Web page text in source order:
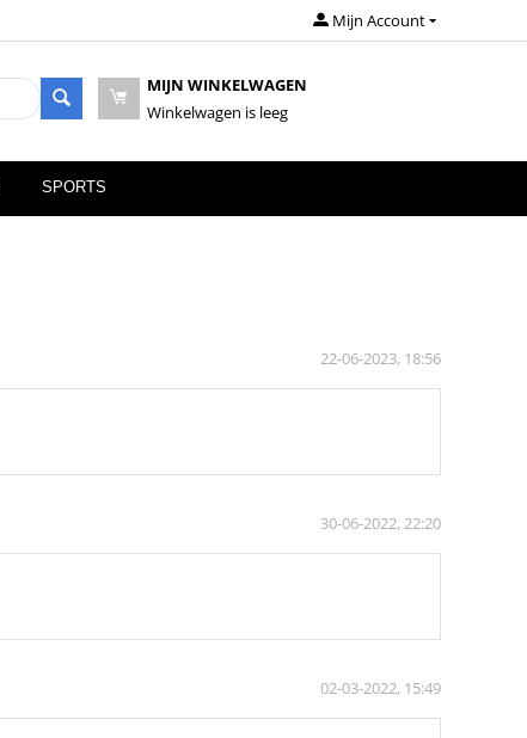
Mijn Account
MIJN WINKELWAGEN
Winkelwagen is leeg
SPORTS
22-06-2023, 18:56
30-06-2022, 22:20
02-03-2022, 15:49